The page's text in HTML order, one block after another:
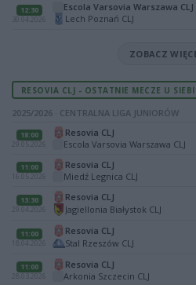
12:30
30.04.2026
Escola Varsovia Warszawa CLJ
Lech Poznań CLJ
ZOBACZ
RESOVIA CLJ - OSTATNIE MECZE U
2025/2026 · CENTRALNA LIGA JUNIORÓW
18:00
29.05.2026
Resovia CLJ
Escola Varsovia Warszawa CLJ
11:00
16.05.2026
Resovia CLJ
Miedź Legnica CLJ
13:30
29.04.2026
Resovia CLJ
Jagiellonia Białystok CLJ
11:00
18.04.2026
Resovia CLJ
Stal Rzeszów CLJ
11:00
28.03.2026
Resovia CLJ
Arkonia Szczecin CLJ